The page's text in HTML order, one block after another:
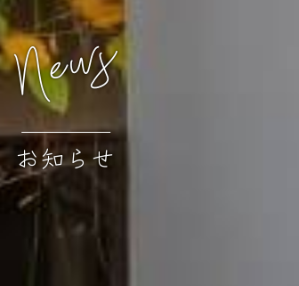
News
お知らせ